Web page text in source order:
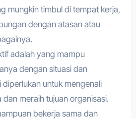
mungkin timbul di tempat kerja,
dengan atasan atau
adalah yang mampu
dengan situasi dan
diperlukan untuk mengenali
meraih tujuan organisasi.
bekerja sama dan